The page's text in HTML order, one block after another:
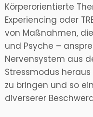
Körperorientierte
Experiencing oder
von Maßnahmen,
und Psyche –
Nervensystem aus
Stressmodus
zu bringen und so
diverserer